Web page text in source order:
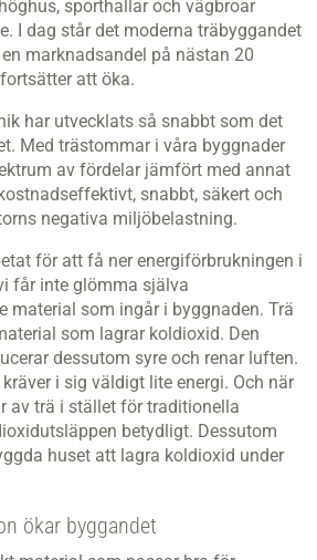
sporthallar och vägbroar
I dag står det moderna träbyggandet
marknadsandel på nästan 20
att öka.
har utvecklats så snabbt som det
Med trästommar i våra byggnader
av fördelar jämfört med annat
snabbt, säkert och
negativa miljöbelastning.
för att få ner energiförbrukningen i
får inte glömma själva
material som ingår i byggnaden. Trä
som lagrar koldioxid. Den
dessutom syre och renar luften.
i sig väldigt lite energi. Och när
av trä i stället för traditionella
betydligt. Dessutom
huset att lagra koldioxid under
ökar byggandet